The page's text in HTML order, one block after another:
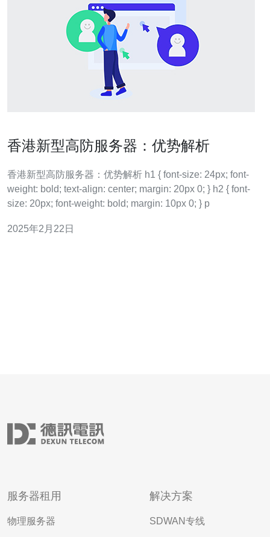
香港新型高防服务器：优势解析
香港新型高防服务器：优势解析 h1 { font-size: 24px; font-
weight: bold; text-align: center; margin: 20px 0; } h2 { font-
size: 20px; font-weight: bold; margin: 10px 0; } p
2025年2月22日
服务器租用
物理服务器
解决方案
SDWAN专线